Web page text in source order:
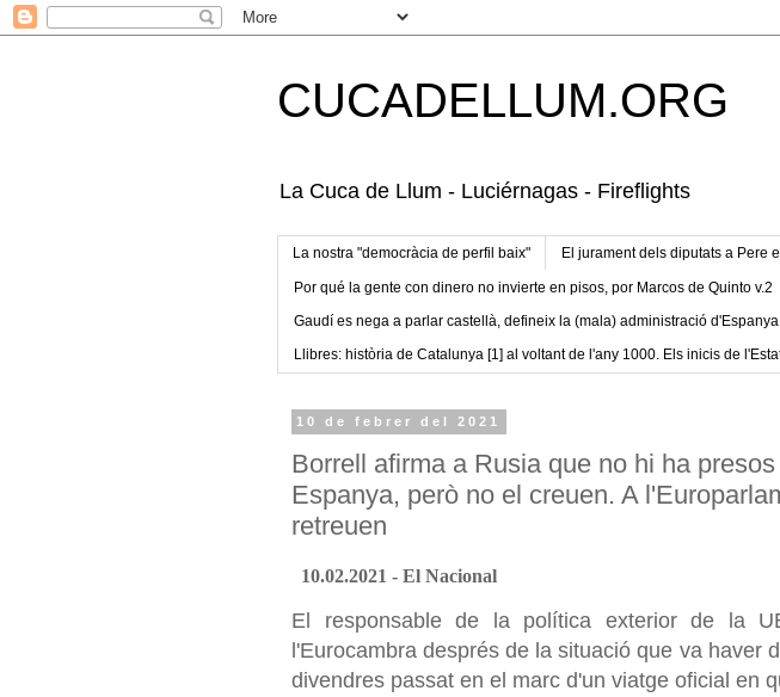
CUCADELLUM.ORG
La Cuca de Llum - Luciérnagas - Fireflights
La nostra "democràcia de perfil baix" El jurament dels diputats a Pere
Por qué la gente con dinero no invierte en pisos, por Marcos de Quinto v.2
Gaudí es nega a parlar castellà, defineix la (mala) administració
Llibres: història de Catalunya [1] al voltant de l'any 1000. Els inicis de
10 de febrer del 2021
Borrell afirma a Rusia que no hi ha
Espanya, però no el creuen. A
retreuen
10.02.2021 - El Nacional
El responsable de la política exterior de la
l'Eurocambra després de la situació que va haver
divendres passat en el marc d'un viatge oficial en